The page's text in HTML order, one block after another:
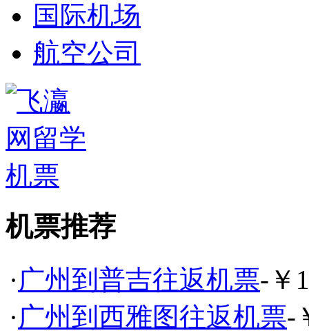
国际机场
航空公司
机票推荐
·广州到普吉往返机票-￥
·广州到西雅图往返机票-